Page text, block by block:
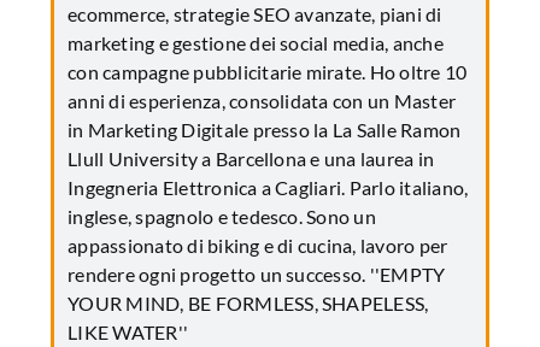
ecommerce, strategie SEO avanzate, piani di
marketing e gestione dei social media, anche
con campagne pubblicitarie mirate. Ho oltre 10
anni di esperienza, consolidata con un Master
in Marketing Digitale presso la La Salle Ramon
Llull University a Barcellona e una laurea in
Ingegneria Elettronica a Cagliari. Parlo italiano,
inglese, spagnolo e tedesco. Sono un
appassionato di biking e di cucina, lavoro per
rendere ogni progetto un successo. ''EMPTY
YOUR MIND, BE FORMLESS, SHAPELESS,
LIKE WATER''